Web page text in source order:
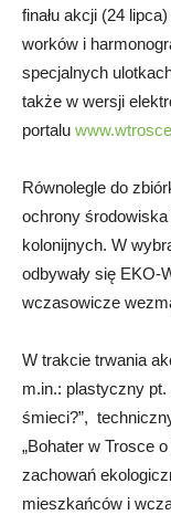
finału akcji (24
worków i
specjalnych
także w wersji
portalu
Równolegle do
ochrony
kolonijnych. W
odbywały się EKO-
wczasowicze
W trakcie trwania
m.in.: plastyczny pt.
śmieci?”,
„Bohater w Trosce
zachowań
mieszkańców i